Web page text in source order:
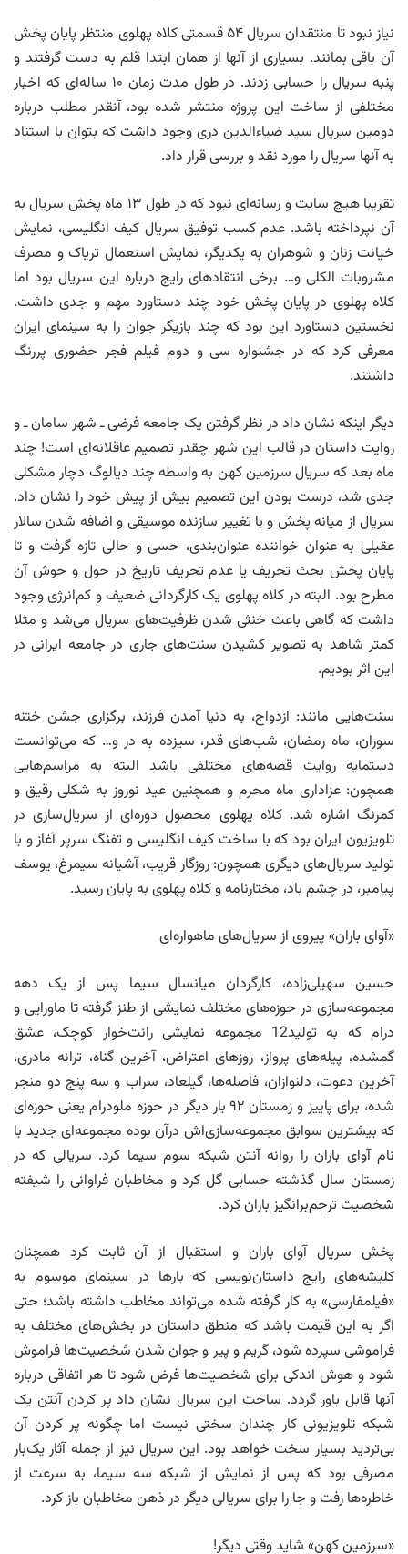
نیاز نبود تا منتقدان سریال ۵۴ قسمتی کلاه پهلوی منتظر پایان پخش
آن باقی بمانند. بسیاری از آنها از همان ابتدا قلم به دست گرفتند و
پنبه سریال را حسابی زدند. در طول مدت زمان ۱۰ ساله‌ای که اخبار
مختلفی از ساخت این پروژه منتشر شده بود، آنقدر مطلب درباره
دومین سریال سید ضیاءالدین دری وجود داشت که بتوان با استناد
به آنها سریال را مورد نقد و بررسی قرار داد.
تقریبا هیچ سایت و رسانه‌ای نبود که در طول ۱۳ ماه پخش سریال به
آن نپرداخته باشد. عدم کسب توفیق سریال کیف انگلیسی، نمایش
خیانت زنان و شوهران به یکدیگر، نمایش استعمال تریاک و مصرف
مشروبات الکلی و… برخی انتقادهای رایج درباره این سریال بود اما
کلاه پهلوی در پایان پخش خود چند دستاورد مهم و جدی داشت.
نخستین دستاورد این بود که چند بازیگر جوان را به سینمای ایران
معرفی کرد که در جشنواره سی و دوم فیلم فجر حضوری پررنگ
داشتند.
دیگر اینکه نشان داد در نظر گرفتن یک جامعه فرضی ـ شهر سامان ـ و
روایت داستان در قالب این شهر چقدر تصمیم عاقلانه‌ای است! چند
ماه بعد که سریال سرزمین کهن به واسطه چند دیالوگ دچار مشکلی
جدی شد، درست بودن این تصمیم بیش از پیش خود را نشان داد.
سریال از میانه پخش و با تغییر سازنده موسیقی و اضافه شدن سالار
عقیلی به عنوان خواننده عنوان‌بندی، حسی و حالی تازه گرفت و تا
پایان پخش بحث تحریف یا عدم تحریف تاریخ در حول و حوش آن
مطرح بود. البته در کلاه پهلوی یک کارگردانی ضعیف و کم‌انرژی وجود
داشت که گاهی باعث خنثی شدن ظرفیت‌های سریال می‌شد و مثلا
کمتر شاهد به تصویر کشیدن سنت‌های جاری در جامعه ایرانی در
این اثر بودیم.
سنت‌هایی مانند: ازدواج، به دنیا آمدن فرزند، برگزاری جشن ختنه
سوران، ماه رمضان، شب‌های قدر، سیزده به در و… که می‌توانست
دستمایه روایت قصه‌های مختلفی باشد البته به مراسم‌هایی
همچون: عزاداری ماه محرم و همچنین عید نوروز به شکلی رقیق و
کمرنگ اشاره شد. کلاه پهلوی محصول دوره‌ای از سریال‌سازی در
تلویزیون ایران بود که با ساخت کیف انگلیسی و تفنگ سرپر آغاز و با
تولید سریال‌های دیگری همچون: روزگار قریب، آشیانه سیمرغ، یوسف
پیامبر، در چشم باد، مختارنامه و کلاه پهلوی به پایان رسید.
«آوای باران» پیروی از سریال‌های ماهواره‌ای
حسین سهیلی‌زاده، کارگردان میانسال سیما پس از یک دهه
مجموعه‌سازی در حوزه‌های مختلف نمایشی از طنز گرفته تا ماورایی و
درام که به تولید12 مجموعه نمایشی رانت‌خوار کوچک، عشق
گمشده، پیله‌های پرواز، روزهای اعتراض، آخرین گناه، ترانه مادری،
آخرین دعوت، دلنوازان، فاصله‌ها، گیلعاد، سراب و سه پنج دو منجر
شده، برای پاییز و زمستان ۹۲ بار دیگر در حوزه ملودرام یعنی حوزه‌ای
که بیشترین سوابق مجموعه‌سازی‌اش درآن بوده مجموعه‌ای جدید با
نام آوای باران را روانه آنتن شبکه سوم سیما کرد. سریالی که در
زمستان سال گذشته حسابی گل کرد و مخاطبان فراوانی را شیفته
شخصیت ترحم‌‌برانگیز باران کرد.
پخش سریال آوای باران و استقبال از آن ثابت کرد همچنان
کلیشه‌های رایج داستان‌نویسی که بارها در سینمای موسوم به
«فیلمفارسی» به کار گرفته شده می‌تواند مخاطب داشته باشد؛ حتی
اگر به این قیمت باشد که منطق داستان در بخش‌های مختلف به
فراموشی سپرده شود، گریم و پیر و جوان شدن شخصیت‌ها فراموش
شود و هوش اندکی برای شخصیت‌ها فرض شود تا هر اتفاقی درباره
آنها قابل باور گردد. ساخت این سریال نشان داد پر کردن آنتن یک
شبکه تلویزیونی کار چندان سختی نیست اما چگونه پر کردن آن
بی‌تردید بسیار سخت خواهد بود. این سریال نیز از جمله آثار یک‌بار
مصرفی بود که پس از نمایش از شبکه سه سیما، به سرعت از
خاطره‌ها رفت و جا را برای سریالی دیگر در ذهن مخاطبان باز کرد.
«سرزمین کهن» شاید وقتی دیگر!